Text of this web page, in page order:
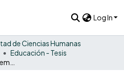
Log In
de Ciencias Humanas
Educación - Tesis